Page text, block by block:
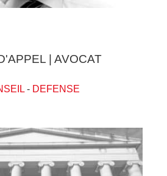
| AVOCAT
- DEFENSE